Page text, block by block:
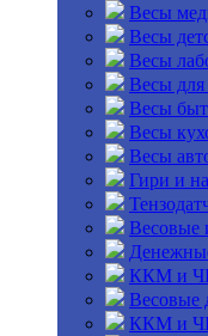
Весы
Весы
Весы
Весы
Весы
Весы
Весы
Гири и
Весовые
ККМ и
Весовые
ККМ и